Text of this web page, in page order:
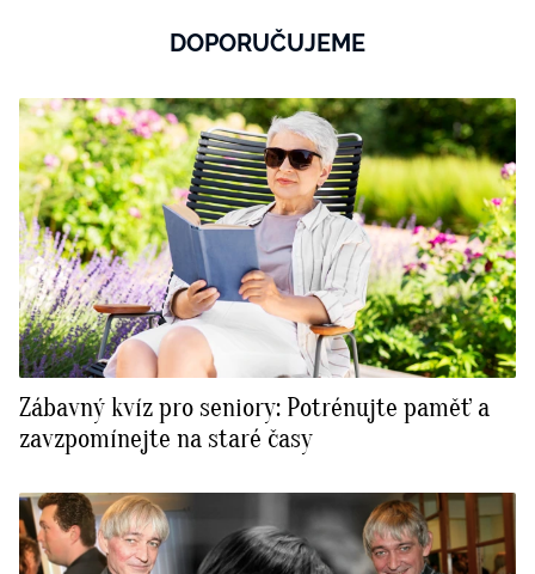
DOPORUČUJEME
Zábavný kvíz pro seniory: Potrénujte paměť a
zavzpomínejte na staré časy